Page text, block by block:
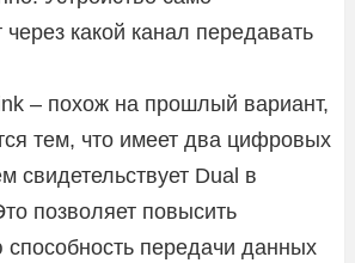
через какой канал передавать
– похож на прошлый вариант,
тем, что имеет два цифровых
свидетельствует Dual в
позволяет повысить
способность передачи данных